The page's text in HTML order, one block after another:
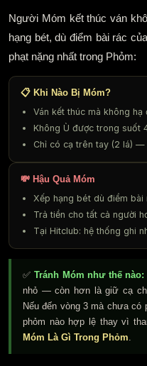
Người Móm kết thúc ván
hạng bét, dù điểm bài rác
phạt nặng nhất trong Phỏm:
📋 Khi Nào Bị Móm?
Ván kết thúc mà không hạ
Không Ù được trong suốt
Chỉ có cạ trên tay (2 lá) —
💸 Hậu Quả Móm
Xếp hạng bét dù điểm bài
Trả tiền cho tất cả người
Tại Hitclub: hệ thống ghi
✅Tránh Móm như thế nào:
nhỏ — còn hơn là giữ cạ
Nếu đến vòng 3 mà chưa có
phỏm nào hợp lệ thay vì
Móm Là Gì Trong Phỏm